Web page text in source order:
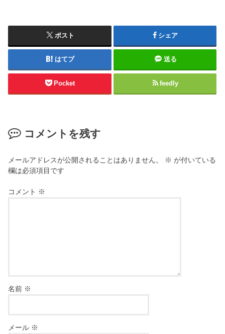
ポスト シェア
はてブ 送る
Pocket feedly
コメントを残す
メールアドレスが公開されることはありません。 ※ が付いている
欄は必須項目です
コメント ※
名前 ※
メール ※